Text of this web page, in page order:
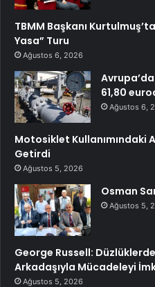
TBMM Başkanı
Yasa” Turu
Ağustos 6, 2026
61,80
Ağustos 6,
Motosiklet Kullanımındaki
Getirdi
Ağustos 5, 2026
Osman
Ağustos 5,
George Russell:
Arkadaşıyla Mücadeleyi
Ağustos 5, 2026